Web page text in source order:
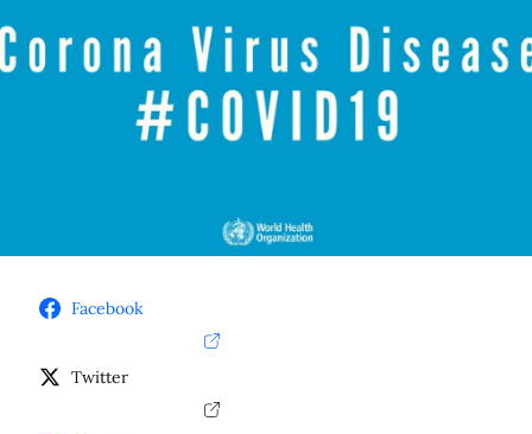
Facebook
Twitter